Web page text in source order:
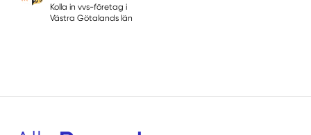
Kolla in vvs-företag i
Västra Götalands län